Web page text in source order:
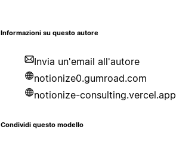
Informazioni su questo autore
Invia un'email all'autore
notionize0.gumroad.com
notionize-consulting.vercel.app
Condividi questo modello